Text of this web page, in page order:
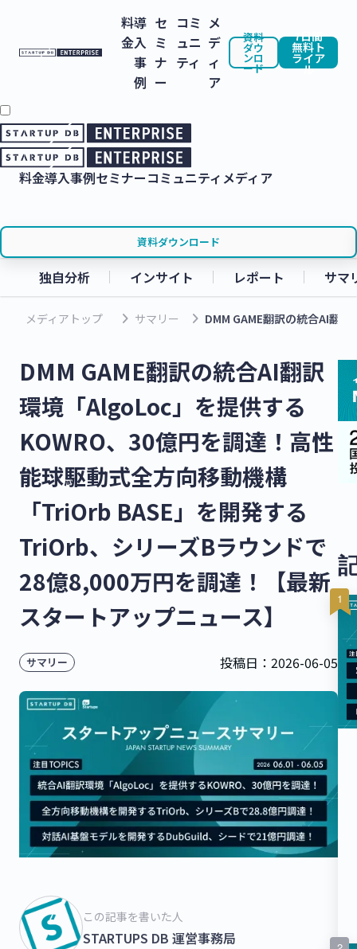
料
金
導
入
事
例
セ
ミ
ナ
ー
コミ
ュニ
ティ
メ
デ
ィ
ア
資料
ダウ
ンロ
ード
7日間
無料ト
ライア
ル
料金導入事例セミナーコミュニティ メディア
資料ダウンロード
独自分析 インサイト レポート サマ
メディアトップ keyboard_arrow_right サマリー keyboard_arrow_right DMM GAME翻訳の統合AI翻
DMM GAME翻訳の統合AI翻訳
環境「AlgoLoc」を提供する
KOWRO、30億円を調達！高性
能球駆動式全方向移動機構
「TriOrb BASE」を開発する
TriOrb、シリーズBラウンドで
28億8,000万円を調達！【最新
スタートアップニュース】
サマリー 投稿日： 2026-06-05
この記事を書いた人
STARTUPS DB 運営事務局